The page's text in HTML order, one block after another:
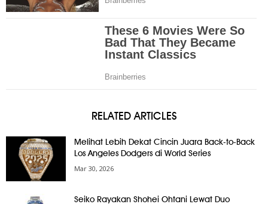
RELATED ARTICLES
Melihat Lebih Dekat Cincin Juara Back-to-Back
Los Angeles Dodgers di World Series
Mar 30, 2026
Seiko Rayakan Shohei Ohtani Lewat Duo